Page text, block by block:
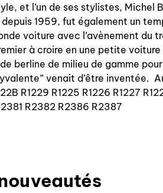
et l’un de ses stylistes, Michel
1959, fut également un
voiture avec l’avènement du
à croire en une petite
berline de milieu de gamme
venait d’être inventée.
R1229 R1225 R1226 R1227
R2382 R2386 R2387